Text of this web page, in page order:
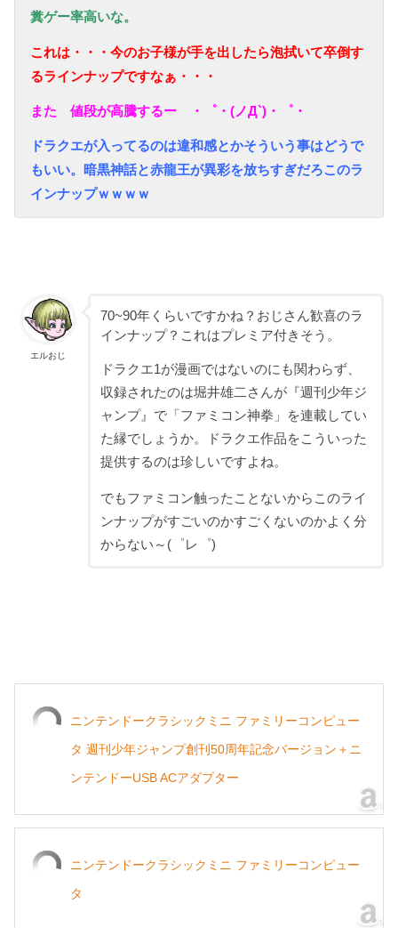
糞ゲー率高いな。
これは・・・今のお子様が手を出したら泡拭いて卒倒す
るラインナップですなぁ・・・
また 値段が高騰するー ・゜・(ノД`)・゜・
ドラクエが入ってるのは違和感とかそういう事はどうで
もいい。暗黒神話と赤龍王が異彩を放ちすぎだろこのラ
インナップｗｗｗｗ
エルおじ
70~90年くらいですかね？おじさん歓喜のラ
インナップ？これはプレミア付きそう。
ドラクエ1が漫画ではないのにも関わらず、
収録されたのは堀井雄二さんが『週刊少年ジ
ャンプ』で「ファミコン神拳」を連載してい
た縁でしょうか。ドラクエ作品をこういった
提供するのは珍しいですよね。
でもファミコン触ったことないからこのライ
ンナップがすごいのかすごくないのかよく分
からない～(゜レ゜)
ニンテンドークラシックミニ ファミリーコンピュー
タ 週刊少年ジャンプ創刊50周年記念バージョン＋ニ
ンテンドーUSB ACアダプター
ニンテンドークラシックミニ ファミリーコンピュー
タ